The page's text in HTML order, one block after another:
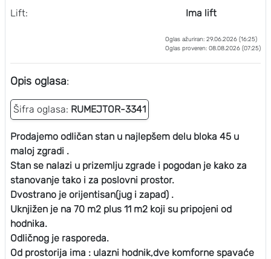
Lift:
Ima lift
Oglas ažuriran: 29.06.2026 (16:25)
Oglas proveren: 08.08.2026 (07:25)
Opis oglasa:
Šifra oglasa: RUMEJTOR-3341
Prodajemo odličan stan u najlepšem delu bloka 45 u
maloj zgradi .
Stan se nalazi u prizemlju zgrade i pogodan je kako za
stanovanje tako i za poslovni prostor.
Dvostrano je orijentisan(jug i zapad) .
Uknjižen je na 70 m2 plus 11 m2 koji su pripojeni od
hodnika.
Odličnog je rasporeda.
Od prostorija ima : ulazni hodnik,dve komforne spavaće